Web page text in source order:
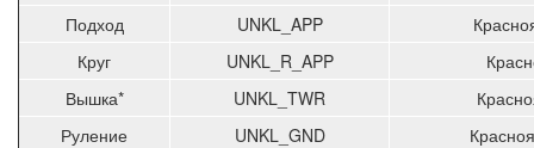
Подход
UNKL_APP
Круг
UNKL_R_APP
Вышка*
UNKL_TWR
Руление
UNKL_GND